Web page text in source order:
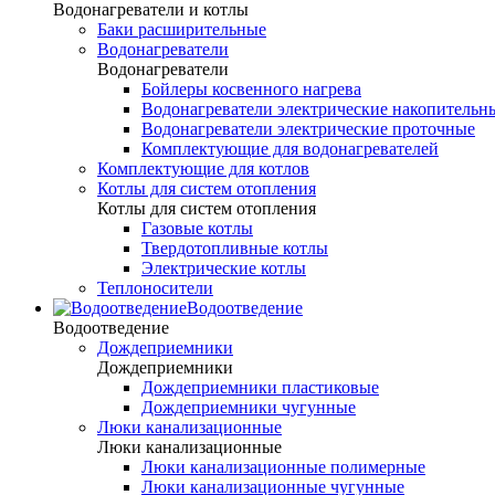
Водонагреватели и котлы
Баки расширительные
Водонагреватели
Водонагреватели
Бойлеры косвенного нагрева
Водонагреватели электрические
Водонагреватели электрические проточные
Комплектующие для водонагревателей
Комплектующие для котлов
Котлы для систем отопления
Котлы для систем отопления
Газовые котлы
Твердотопливные котлы
Электрические котлы
Теплоносители
Водоотведение
Водоотведение
Дождеприемники
Дождеприемники
Дождеприемники пластиковые
Дождеприемники чугунные
Люки канализационные
Люки канализационные
Люки канализационные полимерные
Люки канализационные чугунные